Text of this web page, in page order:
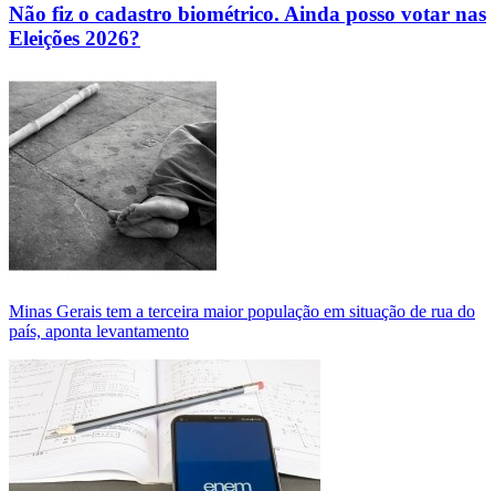
Não fiz o cadastro biométrico. Ainda posso votar nas
Eleições 2026?
Minas Gerais tem a terceira maior população em situação de rua do
país, aponta levantamento